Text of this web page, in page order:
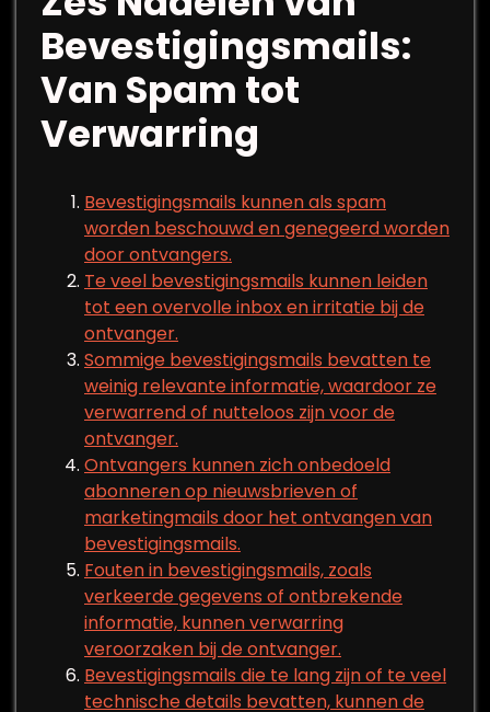
Bevestigingsmails:
Van Spam tot
Verwarring
Bevestigingsmails kunnen als spam
worden beschouwd en genegeerd worden
door ontvangers.
Te veel bevestigingsmails kunnen leiden
tot een overvolle inbox en irritatie bij de
ontvanger.
Sommige bevestigingsmails bevatten te
weinig relevante informatie, waardoor ze
verwarrend of nutteloos zijn voor de
ontvanger.
Ontvangers kunnen zich onbedoeld
abonneren op nieuwsbrieven of
marketingmails door het ontvangen van
bevestigingsmails.
Fouten in bevestigingsmails, zoals
verkeerde gegevens of ontbrekende
informatie, kunnen verwarring
veroorzaken bij de ontvanger.
Bevestigingsmails die te lang zijn of te veel
technische details bevatten, kunnen de